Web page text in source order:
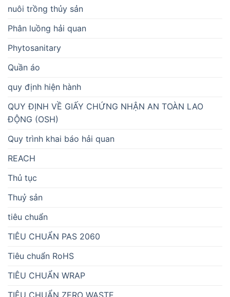
nuôi trồng thủy sản
Phân luồng hải quan
Phytosanitary
Quần áo
quy định hiện hành
QUY ĐỊNH VỀ GIẤY CHỨNG NHẬN AN TOÀN LAO
ĐỘNG (OSH)
Quy trình khai báo hải quan
REACH
Thủ tục
Thuỷ sản
tiêu chuẩn
TIÊU CHUẨN PAS 2060
Tiêu chuẩn RoHS
TIÊU CHUẨN WRAP